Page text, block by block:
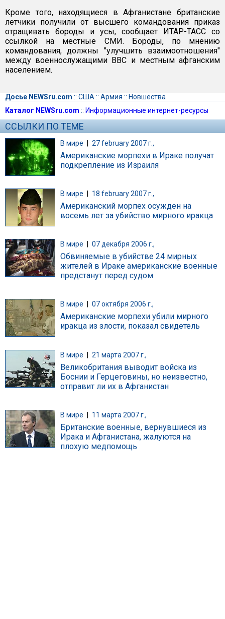
Кроме того, находящиеся в Афганистане британские
летчики получили от высшего командования приказ
отращивать бороды и усы, сообщает ИТАР-ТАСС со
ссылкой на местные СМИ. Бороды, по мнению
командования, должны "улучшить взаимоотношения"
между военнослужащими ВВС и местным афганским
населением.
Досье NEWSru.com :: США :: Армия :: Новшества
Каталог NEWSru.com :: Информационные интернет-ресурсы
ССЫЛКИ ПО ТЕМЕ
В мире | 27 february 2007 г.,
Американские морпехи в Ираке получат
подкрепление из Израиля
В мире 18 february 2007 г.,
Американский морпех осужден на
восемь лет за убийство мирного иракца
В мире 07 декабря 2006 г.,
Обвиняемые в убийстве 24 мирных
жителей в Ираке американские военные
предстанут перед судом
В мире 07 октября 2006 г.,
Американские морпехи убили мирного
иракца из злости, показал свидетель
В мире | 21 марта 2007 г.,
Великобритания выводит войска из
Боснии и Герцеговины, но неизвестно,
отправит ли их в Афганистан
В мире 11 марта 2007 г.,
Британские военные, вернувшиеся из
Ирака и Афганистана, жалуются на
плохую медпомощь